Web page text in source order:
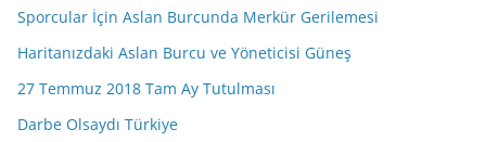
Sporcular İçin Aslan Burcunda Merkür Gerilemesi
Haritanızdaki Aslan Burcu ve Yöneticisi Güneş
27 Temmuz 2018 Tam Ay Tutulması
Darbe Olsaydı Türkiye